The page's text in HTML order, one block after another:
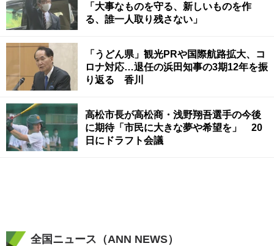
「大事なものを守る、新しいものを作
る、誰一人取り残さない」
「うどん県」観光PRや国際航路拡大、コ
ロナ対応…退任の浜田知事の3期12年を振
り返る 香川
高松市長が高松商・浅野翔吾選手の今後
に期待「市民に大きな夢や希望を」 20
日にドラフト会議
全国ニュース（ANN NEWS）